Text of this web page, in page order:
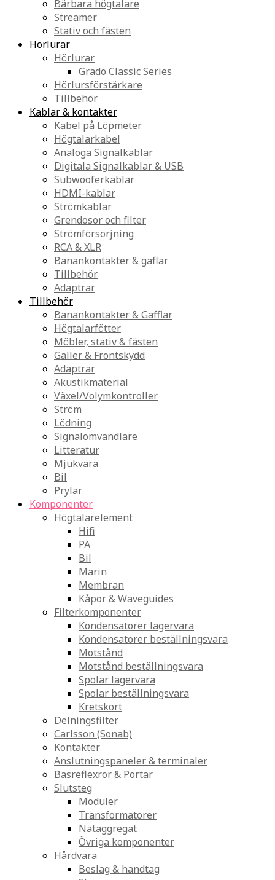
Bärbara högtalare
Streamer
Stativ och fästen
Hörlurar
Hörlurar
Grado Classic Series
Hörlursförstärkare
Tillbehör
Kablar & kontakter
Kabel på Löpmeter
Högtalarkabel
Analoga Signalkablar
Digitala Signalkablar & USB
Subwooferkablar
HDMI-kablar
Strömkablar
Grendosor och filter
Strömförsörjning
RCA & XLR
Banankontakter & gaflar
Tillbehör
Adaptrar
Tillbehör
Banankontakter & Gafflar
Högtalarfötter
Möbler, stativ & fästen
Galler & Frontskydd
Adaptrar
Akustikmaterial
Växel/Volymkontroller
Ström
Lödning
Signalomvandlare
Litteratur
Mjukvara
Bil
Prylar
Komponenter
Högtalarelement
Hifi
PA
Bil
Marin
Membran
Kåpor & Waveguides
Filterkomponenter
Kondensatorer lagervara
Kondensatorer beställningsvara
Motstånd
Motstånd beställningsvara
Spolar lagervara
Spolar beställningsvara
Kretskort
Delningsfilter
Carlsson (Sonab)
Kontakter
Anslutningspaneler & terminaler
Basreflexrör & Portar
Slutsteg
Moduler
Transformatorer
Nätaggregat
Övriga komponenter
Hårdvara
Beslag & handtag